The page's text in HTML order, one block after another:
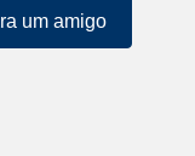
um amigo